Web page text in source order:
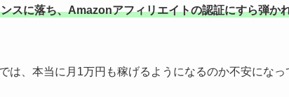
スに落ち、Amazonアフィリエイトの認証にすら弾か
は、本当に月1万円も稼げるようになるのか不安になっ